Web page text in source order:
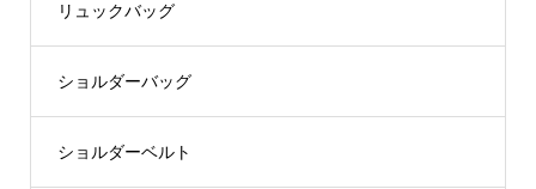
リュックバッグ
ショルダーバッグ
ショルダーベルト